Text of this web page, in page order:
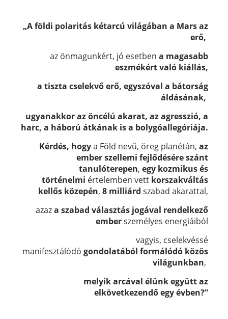
„A földi polaritás kétarcú világában a Mars az
erő,
az önmagunkért, jó esetbena magasabb
eszmékért való kiállás,
a tiszta cselekvő erő, egyszóval a bátorság
áldásának,
ugyanakkor az öncélú akarat, az agresszió, a
harc, a háború átkának is a bolygóallegóriája.
Kérdés, hogya Föld nevű, öreg planétán,az
ember szellemi fejlődésére szánt
tanulóterepen,egy kozmikus és
történelmi értelemben vett korszakváltás
kellős közepén,8 milliárd szabad akarattal,
azaza szabad választás jogával rendelkező
emberszemélyes energiáiból
vagyis, cselekvéssé
manifesztálódógondolatából formálódó közös
világunkban,
melyik arcával élünk együtt az
elkövetkezendő egy évben?”